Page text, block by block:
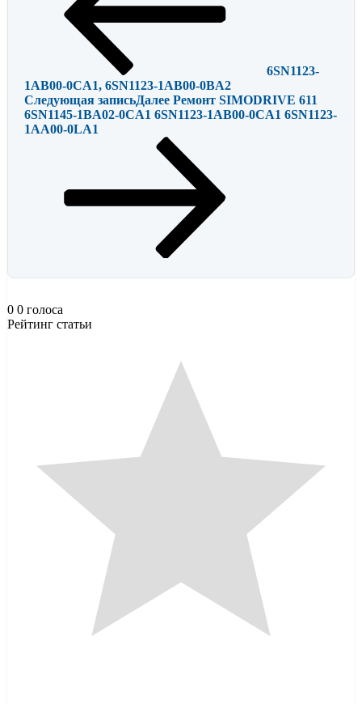
6SN1123-
1AB00-0CA1, 6SN1123-1AB00-0BA2
Следующая записьДалее Ремонт SIMODRIVE 611
6SN1145-1BA02-0CA1 6SN1123-1AB00-0CA1 6SN1123-
1AA00-0LA1
0 0 голоса
Рейтинг статьи